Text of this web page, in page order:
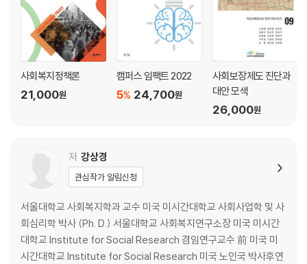
2. 사회복지실천
3. 사회복지실천의 쟁점
제2부 사회변화와 사회복지학
제11장 빈곤과 불평등, 사회복지
4. 한국 빈곤 및 불평등의 실태
5. 소득분배 개선을 위한 사회복지정책
제12장 4차 산업혁명 시대의 도래와 사회복지
1. 4차 산업혁명과 사회구조 변화
2. 4차 산업혁명과 새로운 사회문제
3. 디지털 전환기의 사회복지
사회복지정책론
21,000원
캠퍼스 임팩트 2022
24,700원
5%
사회보장제도 진단과
대안 모색
26,000원
저 강상경
관심작가 알림신청
서울대학교 사회복지학과 교수 미국 미시간대학교 사회사업학 및 사
회심리학 박사 (Ph. D.) 서울대학교 사회복지연구소장 미국 미시간
대학교 Institute for Social Research 겸임연구교수 前 미국 미
시간대학교 Institute for Social Research 미국 노인국 박사후연